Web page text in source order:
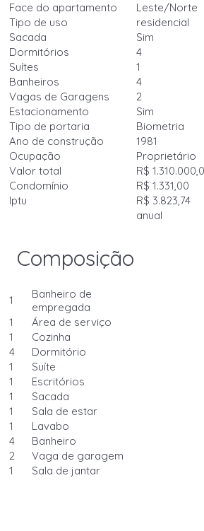
Face do apartamento
Leste/Norte
Tipo de uso
residencial
Sacada
Sim
Dormitórios
4
Suítes
1
Banheiros
4
Vagas de Garagens
2
Estacionamento
Sim
Tipo de portaria
Biometria
Ano de construção
1981
Ocupação
Proprietário
Valor total
R$
Condomínio
R$ 1.331,00
Iptu
R$ 3.823,74
anual
Composição
1
Banheiro de
empregada
1
Área de serviço
1
Cozinha
4
Dormitório
1
Suíte
1
Escritórios
1
Sacada
1
Sala de estar
1
Lavabo
4
Banheiro
2
Vaga de garagem
1
Sala de jantar